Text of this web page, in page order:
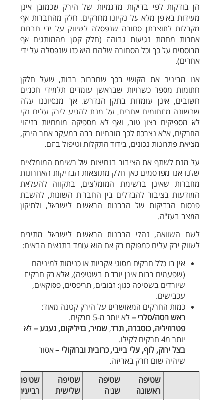
הן בודקות לפי בדיקות מדגמיות של הירק שכמובן אינן
מעידות באופן מלא על נקיונו מחרקים. חלק מהחברות אף
מקבלות לתוצרתן סחורה שנפסלה לשיווק על ידי חברות
אחרות מחמת נגיעות גבוהה (חלק קטן מהמותגים אף
מבוססים על כך וכל הסחורה שלהם היא כזו שנפסלה על ידי
אחרים).
אנו מבינים את הקושי בכך שחברות רבות, שעל חלקן
חתומות מספר כשרויות שבראשן עומדים תלמידי חכמים
חשובים, אינן עומדות בתקן הנדרש, אך מנסיוננו עלה
שבשונה מתחומים אחרים, על מנת להגיע לירק עלים נקי
לא מספיקים רצון טוב, ואף לא מספיקה מומחיות בזיהוי
החרקים, אלא נצרכת לכך מומחיות רבה במעקב אחר הירק,
מציאת פתרונות נכונים, בידוד התקלות וטיפול בהם.
על מנת לשתף את הציבור בנחיצות של רשימת המומלצים
שלנו אנו מפרסמים כאן חלק מתוצאות הבדיקות האחרונות
מחברות שאינן ברשימת המומלצים, בתקווה להעלאת
המודעות בציבור להבדלים בין החברות השונות, להשבת
פרסום הבדיקות של הרבנות הראשית לישראל, ולתיקון
המצב בעז"ה.
לשם השוואה, נהלי הרבנות הראשית לישראל מתירים
לשווק ירק עלים כמפוקח רק אם הוא עומד בתנאים הבאים:
אין בו כלל חרקים מסוגי אקריות או כנימות למיניהם
(שפעמים רבות אינן יורדות בשטיפה), אלא רק חרקים
שיורדים בשטיפה כגון: זבובים, תריפסים, פסוקאים,
עכבישים.
כמות החרקים המאושרים על הירק קטנה מאוד:
ראש חסה/סלרי –לא יותר מ-5 חרקים.
פטרוזיליה, כוסברה, תרד, שמיר, בזיליקום, נענע –לא
יותר מ4 חרקים לקילו.
בצל ירוק, לוף, עלי בייבי, כרובית וברוקולי –אסור
שיהיה שום חרק באריזה.
שטיפה
ראשונה
שטיפה
שניה
שטיפה
שלישית
שטיפה
רביעית